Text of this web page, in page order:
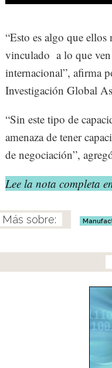
“Esto es algo que ellos
vinculado a lo que
internacional”, afirma
Investigación Global
“Sin este tipo de
amenaza de tener
de negociación”,
Lee la nota completa